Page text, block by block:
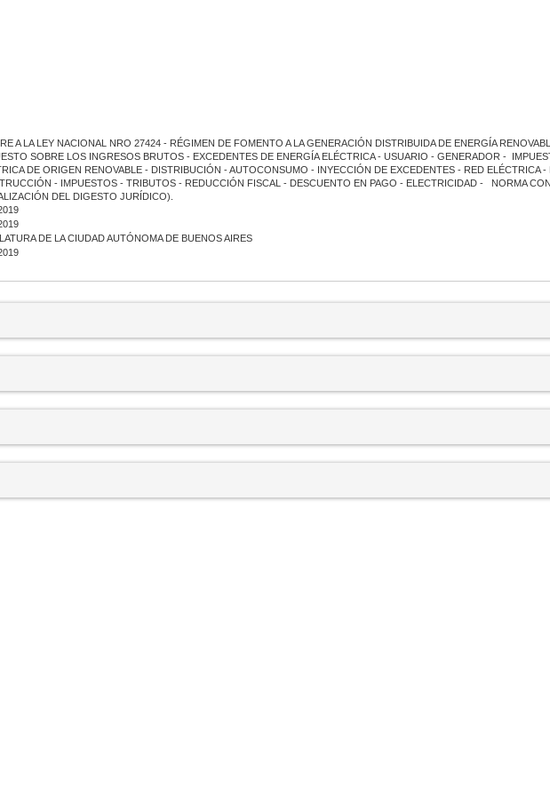
A LA LEY NACIONAL NRO 27424 - RÉGIMEN DE FOMENTO A LA GENERACIÓN DISTRIBUIDA DE ENERGÍA
SOBRE LOS INGRESOS BRUTOS - EXCEDENTES DE ENERGÍA ELÉCTRICA - USUARIO - GENERADOR -
DE ORIGEN RENOVABLE - DISTRIBUCIÓN - AUTOCONSUMO - INYECCIÓN DE EXCEDENTES - RED ELÉCTRICA
- IMPUESTOS - TRIBUTOS - REDUCCIÓN FISCAL - DESCUENTO EN PAGO - ELECTRICIDAD - NORMA
DEL DIGESTO JURÍDICO).
DE LA CIUDAD AUTÓNOMA DE BUENOS AIRES